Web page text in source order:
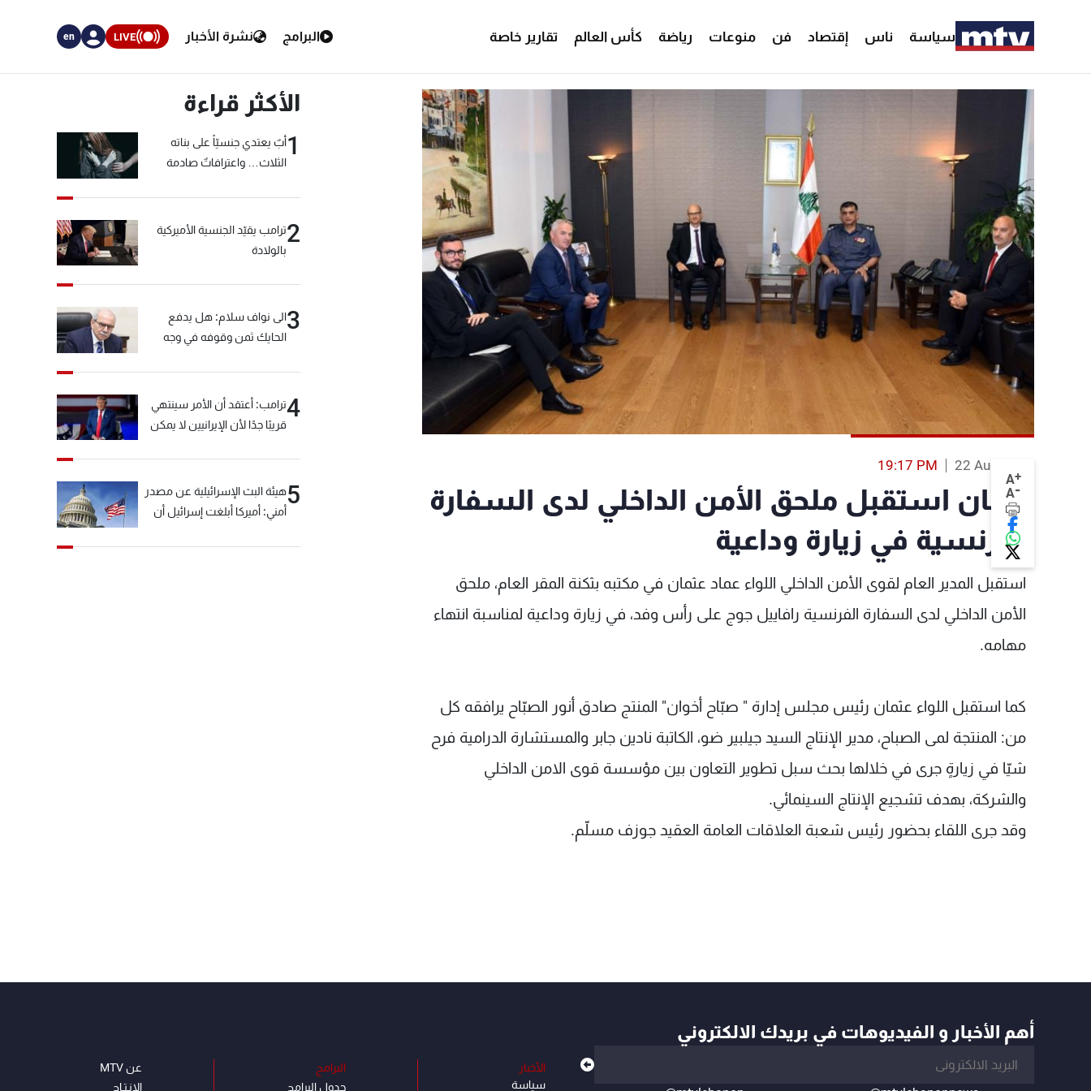
سياسة ناس إقتصاد فن منوعات رياضة كأس العالم تقارير خاصة البرامج نشرة الأخبار LIVE
en
A+
A-
22 Aug 2019
19:17 PM
عثمان استقبل ملحق الأمن الداخلي لدى السفارة
الفرنسية في زيارة وداعية
استقبل المدير العام لقوى الأمن الداخلي اللواء عماد عثمان في مكتبه بثكنة المقر العام، ملحق
الأمن الداخلي لدى السفارة الفرنسية رافاييل جوج على رأس وفد، في زيارة وداعية لمناسبة انتهاء
مهامه.
كما استقبل اللواء عثمان رئيس مجلس إدارة " صبّاح أخوان" المنتج صادق أنور الصبّاح يرافقه كل
من: المنتجة لمى الصباح، مدير الإنتاج السيد جيلبير ضو، الكاتبة نادين جابر والمستشارة الدرامية فرح
شيّا في زيارةٍ جرى في خلالها بحث سبل تطوير التعاون بين مؤسسة قوى الامن الداخلي
والشركة، بهدف تشجيع الإنتاج السينمائي.
وقد جرى اللقاء بحضور رئيس شعبة العلاقات العامة العقيد جوزف مسلّم.
الأكثر قراءة
1أبٌ يعتدي جنسيّاً على بناته
الثلاث… واعترافاتٌ صادمة
2ترامب يقيّد الجنسية الأميركية
بالولادة
3الى نواف سلام: هل يدفع
الحايك ثمن وقوفه في وجه
4ترامب: أعتقد أن الأمر سينتهي
قريبًا جدًا لأن الإيرانيين لا يمكن
5هيئة البث الإسرائيلية عن مصدر
أمني: أميركا أبلغت إسرائيل أن
أهم الأخبار و الفيديوهات في بريدك الالكتروني
الأخبار
سياسة
البرامج
جدول البرامج
عن MTV
الإنـتـاج